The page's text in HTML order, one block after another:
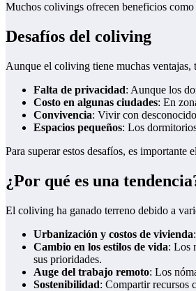
Muchos colivings ofrecen beneficios
Desafíos del coliving
Aunque el coliving tiene muchas ventajas,
Falta de privacidad: Aunque los
Costo en algunas ciudades: En
Convivencia: Vivir con
Espacios pequeños: Los
Para superar estos desafíos, es importante
¿Por qué es una
El coliving ha ganado terreno debido a
Urbanización y costos de vivienda
Cambio en los estilos de vida: Los
sus prioridades.
Auge del trabajo remoto: Los
Sostenibilidad: Compartir recursos